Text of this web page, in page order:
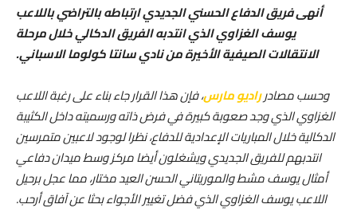
أنهى فريق الدفاع الحسني الجديدي ارتباطه بالتراضي باللاعب
يوسف الغزاوي الذي انتدبه الفريق الدكالي خلال مرحلة
الانتقالات الصيفية الأخيرة من نادي سانتا كولوما الاسباني.
وحسب مصادرراديو مارس، فإن هذا القرار جاء بناء على رغبة اللاعب
الغزاوي الذي وجد صعوبة كبيرة في فرض ذاته ورسميته داخل الكثيبة
الدكالية خلال المباريات الإعدادية للدفاع، نظرا لوجود لاعبين متمرسين
انتدبهم للفريق الجديدي ويشغلون أيضا مركز وسط ميدان دفاعي
أمثال يوسف مشط والموريتاني الحسن العيد مختار، مما عجل برحيل
اللاعب يوسف الغزاوي الذي فضل تغيير الأجواء بحثا عن آفاق أرحب.